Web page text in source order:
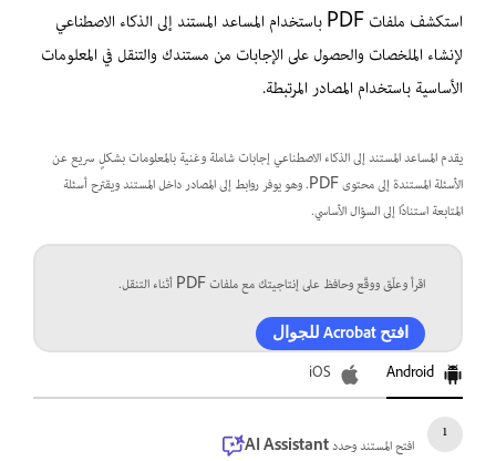
استكشف ملفات PDF باستخدام المساعد المستند إلى الذكاء الاصطناعي
لإنشاء الملخصات والحصول على الإجابات من مستندك والتنقل في المعلومات
الأساسية باستخدام المصادر المرتبطة.
يقدم المساعد المستند إلى الذكاء الاصطناعي إجابات شاملة وغنية بالمعلومات بشكلٍ سريع عن
الأسئلة المستندة إلى محتوى PDF. وهو يوفر روابط إلى المصادر داخل المستند ويقترح أسئلة
المتابعة استنادًا إلى السؤال الأساسي.
اقرأ وعلّق ووقّع وحافظ على إنتاجيتك مع ملفات PDF أثناء التنقل.
افتح Acrobat للجوال
Android
iOS
افتح المستند وحددAI Assistant